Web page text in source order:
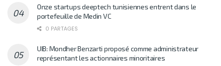
Onze startups deeptech tunisiennes entrent dans le
portefeuille de Medin VC
0 PARTAGES
UIB: Mondher Benzarti proposé comme administrateur
représentant les actionnaires minoritaires